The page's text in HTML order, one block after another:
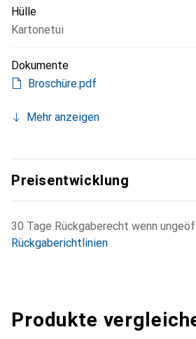
Hülle
Kartonetui
Dokumente
Broschüre.pdf
Mehr anzeigen
Preisentwicklung
30 Tage Rückgaberecht wenn
Rückgaberichtlinien
Produkte